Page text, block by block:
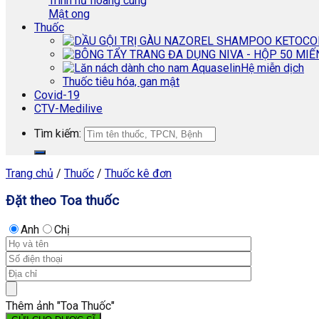
Mật ong
Thuốc
Hệ miễn dịch
Thuốc tiêu hóa, gan mật
Covid-19
CTV-Medilive
Tìm kiếm:
Trang chủ / Thuốc / Thuốc kê đơn
Đặt theo Toa thuốc
Anh Chị
Thêm ảnh "Toa Thuốc"